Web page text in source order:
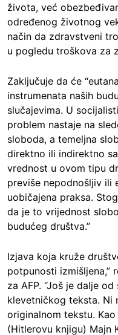
života, već
određenog životnog
način da zdravstveni
u pogledu troškova za
Zaključuje da će
instrumenata naših
slučajevima. U
problem nastaje na
sloboda, a temeljna
direktno ili indirektno
vrednost u ovom tipu
previše nepodnošljiv ili
uobičajena praksa.
da je to vrijednost
budućeg društva.”
Izjava koja kruže
potpunosti izmišljena,”
za AFP. “Još je dalje
klevetničkog teksta. Ni
originalnom tekstu.
(Hitlerovu knjigu) Majn